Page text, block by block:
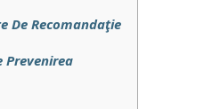
De Recomandaţie
Prevenirea